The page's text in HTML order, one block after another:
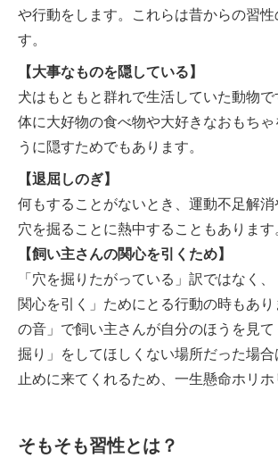
や行動をします。これらは昔からの習
す。
【大事なものを隠している】
犬はもともと群れで生活していた動物
体に大好物の食べ物や大好きなおもち
うに隠すためでもあります。
【退屈しのぎ】
何もすることがないとき、運動不足解
穴を掘ることに熱中することもあります。
【飼い主さんの関心を引くため】
「穴を掘りたがっている」訳ではなく
関心を引く」ためにとる行動の時もあり
の音」で飼い主さんが自分のほうを見
掘り」をしてほしくない場所だった場
止めに来てくれるため、一生懸命ホリホ
そもそも習性とは？